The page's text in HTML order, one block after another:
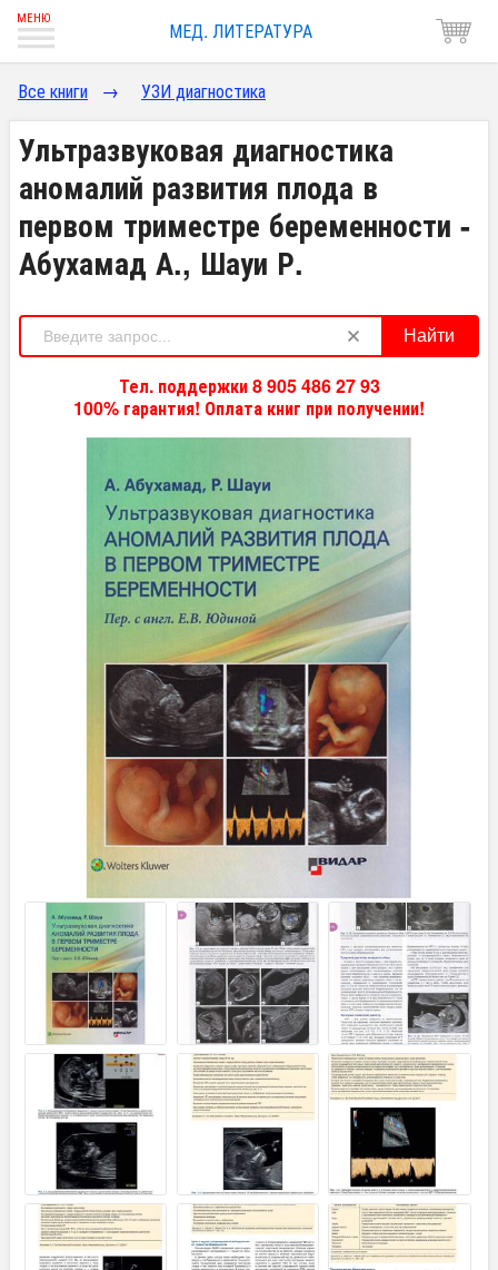
МЕД. ЛИТЕРАТУРА
Все книги → УЗИ диагностика
Ультразвуковая диагностика
аномалий развития плода в
первом триместре беременности -
Абухамад А., Шауи Р.
Найти
Тел. поддержки 8 905 486 27 93
100% гарантия! Оплата книг при получении!